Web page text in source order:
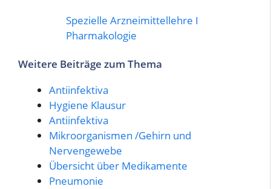
Spezielle Arzneimittellehre I
Pharmakologie
Weitere Beiträge zum Thema
Antiinfektiva
Hygiene Klausur
Antiinfektiva
Mikroorganismen /Gehirn und
Nervengewebe
Übersicht über Medikamente
Pneumonie